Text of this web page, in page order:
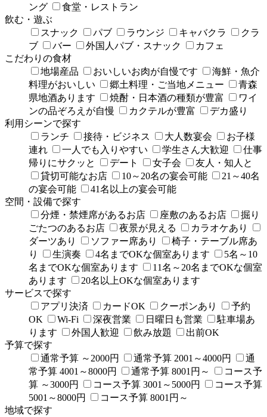
ング
食堂・レストラン
飲む・遊ぶ
スナック
パブ ラウンジ キャバクラ
クラ
ブ
バー 外国人パブ・スナック
カフェ
こだわりの食材
地場産品
おいしいお肉が自慢です
海鮮・魚介
料理がおいしい
郷土料理・ご当地メニュー
青森
県地酒あります
焼酎・日本酒の種類が豊富
ワイ
ンの品ぞろえが自慢
カクテルが豊富
デカ盛り
利用シーンで探す
ランチ
接待・ビジネス 大人数宴会
お子様
連れ
一人でも入りやすい 学生さん大歓迎
仕事
帰りにサクッと
デート 女子会
友人・知人と
貸切可能なお店
10～20名の宴会可能
21～40名
の宴会可能
41名以上の宴会可能
空間・設備で探す
分煙・禁煙席があるお店
座敷のあるお店
掘り
ごたつのあるお店
夜景が見える
カラオケあり
ダーツあり
ソファー席あり
椅子・テーブル席あ
り
生演奏 4名までOKな個室あります
5名～10
名までOKな個室あります
11名～20名までOKな個室
あります
20名以上OKな個室あります
サービスで探す
アプリ決済
カードOK クーポンあり
予約
OK
Wi-Fi 深夜営業 日曜日も営業
駐車場あ
ります
外国人歓迎 飲み放題
出前OK
予算で探す
通常予算 ～2000円
通常予算 2001～4000円
通
常予算 4001～8000円
通常予算 8001円～
コース予
算 ～3000円
コース予算 3001～5000円
コース予算
5001～8000円
コース予算 8001円～
地域で探す